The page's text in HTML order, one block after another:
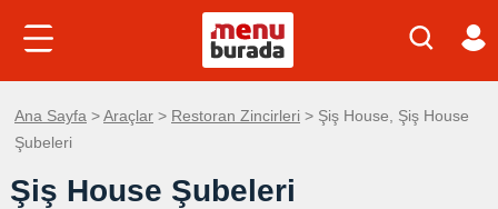
Ana Sayfa >Araçlar > Restoran Zincirleri > Şiş House, Şiş House
Şubeleri
Şiş House Şubeleri